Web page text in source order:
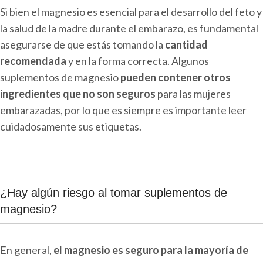
Si bien el magnesio es esencial para el desarrollo del feto y
la salud de la madre durante el embarazo, es fundamental
asegurarse de que estás tomando la cantidad
recomendaday en la forma correcta. Algunos
suplementos de magnesiopueden contener otros
ingredientes que no son seguros para las mujeres
embarazadas, por lo que es siempre es importante leer
cuidadosamente sus etiquetas.
¿Hay algún riesgo al tomar suplementos de
magnesio?
En general, el magnesio es seguro para la mayoría de